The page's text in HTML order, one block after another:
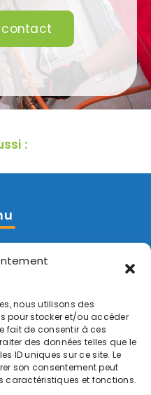
nous utilisons des
pour stocker et/ou accéder
fait de consentir à ces
des données telles que le
ID uniques sur ce site. Le
son consentement peut
caractéristiques et fonctions.
contact
:
Chaleur